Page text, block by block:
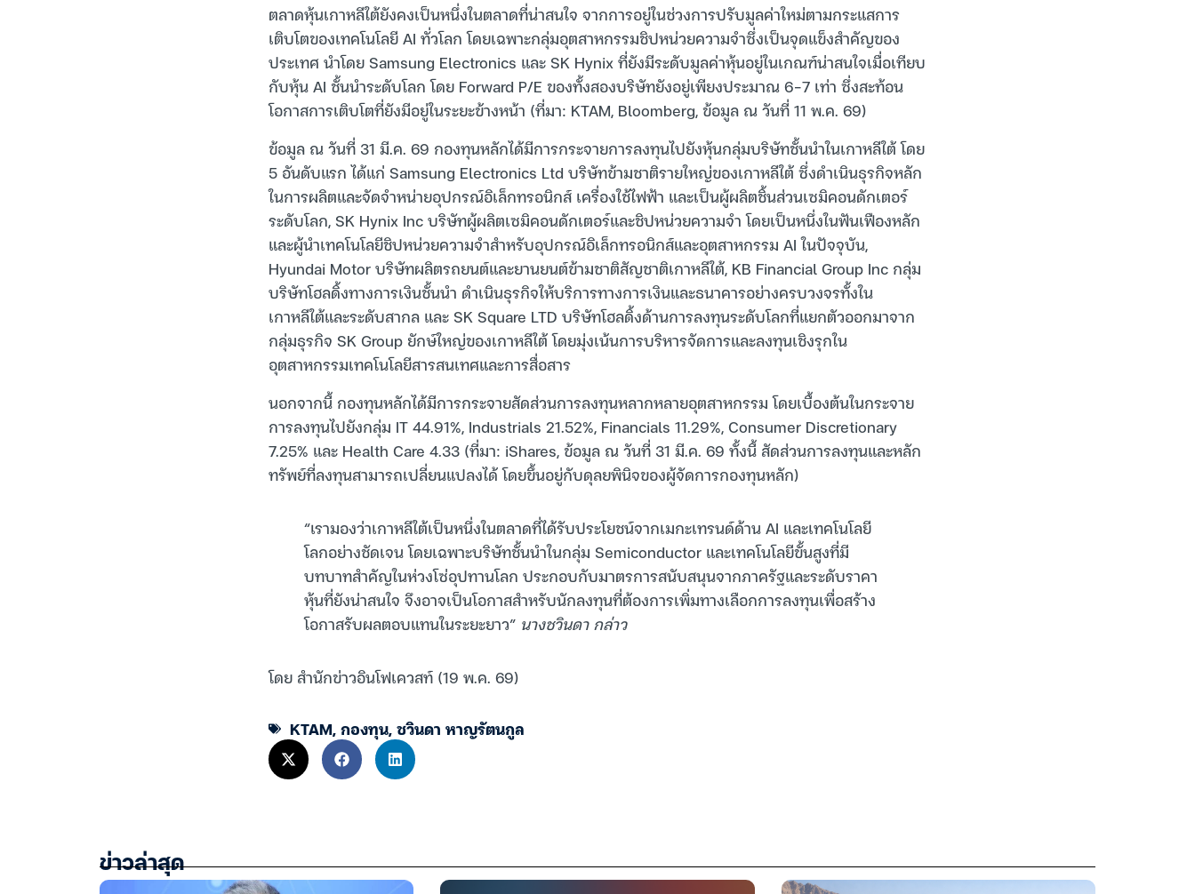
ตลาดหุ้นเกาหลีใต้ยังคงเป็นหนึ่งในตลาดที่น่าสนใจ จากการอยู่ในช่วงการปรับมูลค่าใหม่ตามกระแสการ
เติบโตของเทคโนโลยี AI ทั่วโลก โดยเฉพาะกลุ่มอุตสาหกรรมชิปหน่วยความจำซึ่งเป็นจุดแข็งสำคัญของ
ประเทศ นำโดย Samsung Electronics และ SK Hynix ที่ยังมีระดับมูลค่าหุ้นอยู่ในเกณฑ์น่าสนใจเมื่อเทียบ
กับหุ้น AI ชั้นนำระดับโลก โดย Forward P/E ของทั้งสองบริษัทยังอยู่เพียงประมาณ 6-7 เท่า ซึ่งสะท้อน
โอกาสการเติบโตที่ยังมีอยู่ในระยะข้างหน้า (ที่มา: KTAM, Bloomberg, ข้อมูล ณ วันที่ 11 พ.ค. 69)
ข้อมูล ณ วันที่ 31 มี.ค. 69 กองทุนหลักได้มีการกระจายการลงทุนไปยังหุ้นกลุ่มบริษัทชั้นนำในเกาหลีใต้ โดย
5 อันดับแรก ได้แก่ Samsung Electronics Ltd บริษัทข้ามชาติรายใหญ่ของเกาหลีใต้ ซึ่งดำเนินธุรกิจหลัก
ในการผลิตและจัดจำหน่ายอุปกรณ์อิเล็กทรอนิกส์ เครื่องใช้ไฟฟ้า และเป็นผู้ผลิตชิ้นส่วนเซมิคอนดักเตอร์
ระดับโลก, SK Hynix Inc บริษัทผู้ผลิตเซมิคอนดักเตอร์และชิปหน่วยความจำ โดยเป็นหนึ่งในฟันเฟืองหลัก
และผู้นำเทคโนโลยีชิปหน่วยความจำสำหรับอุปกรณ์อิเล็กทรอนิกส์และอุตสาหกรรม AI ในปัจจุบัน,
Hyundai Motor บริษัทผลิตรถยนต์และยานยนต์ข้ามชาติสัญชาติเกาหลีใต้, KB Financial Group Inc กลุ่ม
บริษัทโฮลดิ้งทางการเงินชั้นนำ ดำเนินธุรกิจให้บริการทางการเงินและธนาคารอย่างครบวงจรทั้งใน
เกาหลีใต้และระดับสากล และ SK Square LTD บริษัทโฮลดิ้งด้านการลงทุนระดับโลกที่แยกตัวออกมาจาก
กลุ่มธุรกิจ SK Group ยักษ์ใหญ่ของเกาหลีใต้ โดยมุ่งเน้นการบริหารจัดการและลงทุนเชิงรุกใน
อุตสาหกรรมเทคโนโลยีสารสนเทศและการสื่อสาร
นอกจากนี้ กองทุนหลักได้มีการกระจายสัดส่วนการลงทุนหลากหลายอุตสาหกรรม โดยเบื้องต้นในกระจาย
การลงทุนไปยังกลุ่ม IT 44.91%, Industrials 21.52%, Financials 11.29%, Consumer Discretionary
7.25% และ Health Care 4.33 (ที่มา: iShares, ข้อมูล ณ วันที่ 31 มี.ค. 69 ทั้งนี้ สัดส่วนการลงทุนและหลัก
ทรัพย์ที่ลงทุนสามารถเปลี่ยนแปลงได้ โดยขึ้นอยู่กับดุลยพินิจของผู้จัดการกองทุนหลัก)
“เรามองว่าเกาหลีใต้เป็นหนึ่งในตลาดที่ได้รับประโยชน์จากเมกะเทรนด์ด้าน AI และเทคโนโลยี
โลกอย่างชัดเจน โดยเฉพาะบริษัทชั้นนำในกลุ่ม Semiconductor และเทคโนโลยีขั้นสูงที่มี
บทบาทสำคัญในห่วงโซ่อุปทานโลก ประกอบกับมาตรการสนับสนุนจากภาครัฐและระดับราคา
หุ้นที่ยังน่าสนใจ จึงอาจเป็นโอกาสสำหรับนักลงทุนที่ต้องการเพิ่มทางเลือกการลงทุนเพื่อสร้าง
โอกาสรับผลตอบแทนในระยะยาว” นางชวินดา กล่าว
โดย สำนักข่าวอินโฟเควสท์ (19 พ.ค. 69)
KTAM,กองทุน,ชวินดา หาญรัตนกูล
ข่าวล่าสุด